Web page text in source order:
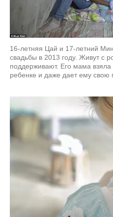
16-летняя Цай и 17-летний
свадьбы в 2013 году. Живут с
поддерживают. Его мама взяла
ребенке и даже дает ему свою